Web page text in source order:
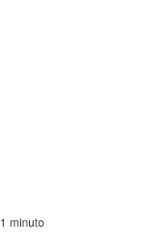
1 minuto